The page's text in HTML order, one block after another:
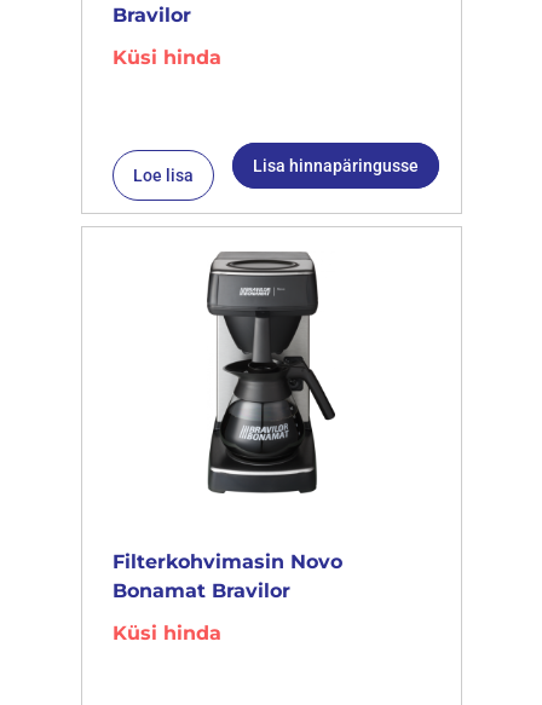
Bravilor
Küsi hinda
Loe lisa Lisa hinnapäringusse
Filterkohvimasin Novo
Bonamat Bravilor
Küsi hinda